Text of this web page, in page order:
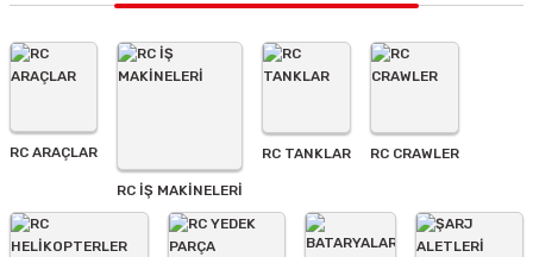
Ürün resmi kalitesiz, bozuk veya görüntülenemiyor.
Ürün açıklamasında eksik bilgiler bulunuyor.
Ürün fiyatı diğer sitelerden daha pahalı.
Bu ürüne benzer farklı alternatifler olmalı.
RC ARAÇLAR
RC İŞ MAKİNELERİ
RC TANKLAR RC CRAWLER